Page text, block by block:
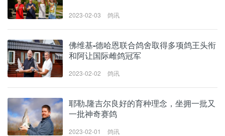
2023-02-03 鸽讯
佛维基-德哈恩联合鸽舍取得多项鸽王头衔
和阿让国际雌鸽冠军
2023-02-02 鸽讯
耶勒.隆吉尔良好的育种理念，坐拥一批又
一批神奇赛鸽
2023-02-01 鸽讯